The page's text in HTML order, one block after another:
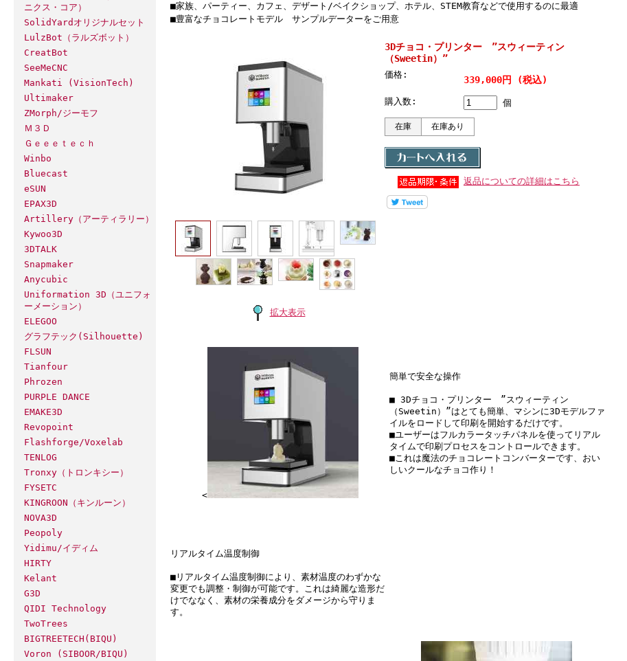
ニクス・コア）
SolidYardオリジナルセット
LulzBot（ラルズボット）
CreatBot
SeeMeCNC
Mankati (VisionTech)
Ultimaker
ZMorph/ジーモフ
Ｍ３Ｄ
Ｇｅｅｅｔｅｃｈ
Winbo
Bluecast
eSUN
EPAX3D
Artillery（アーティラリー）
Kywoo3D
3DTALK
Snapmaker
Anycubic
Uniformation 3D（ユニフォ
ーメーション）
ELEGOO
グラフテック(Silhouette)
FLSUN
Tianfour
Phrozen
PURPLE DANCE
EMAKE3D
Revopoint
Flashforge/Voxelab
TENLOG
Tronxy（トロンキシー）
FYSETC
KINGROON（キンルーン）
NOVA3D
Peopoly
Yidimu/イディム
HIRTY
Kelant
G3D
QIDI Technology
TwoTrees
BIGTREETECH(BIQU)
Voron (SIBOOR/BIQU)
■家族、パーティー、カフェ、デザート/ベイクショップ、ホテル、STEM教育などで使用するのに最適
■豊富なチョコレートモデル サンプルデーターをご用意
拡大表示
3Dチョコ・プリンター ”スウィーティン
（Sweetin）”
価格: 339,000円 (税込)
購入数: 個
在庫 在庫あり
返品についての詳細はこちら
<
簡単で安全な操作
■ 3Dチョコ・プリンター ”スウィーティン
（Sweetin）”はとても簡単、マシンに3Dモデルファ
イルをロードして印刷を開始するだけです。
■ユーザーはフルカラータッチパネルを使ってリアル
タイムで印刷プロセスをコントロールできます。
■これは魔法のチョコレートコンバーターです、おい
しいクールなチョコ作り！
リアルタイム温度制御
■リアルタイム温度制御により、素材温度のわずかな
変更でも調整・制御が可能です。これは綺麗な造形だ
けでななく、素材の栄養成分をダメージから守りま
す。